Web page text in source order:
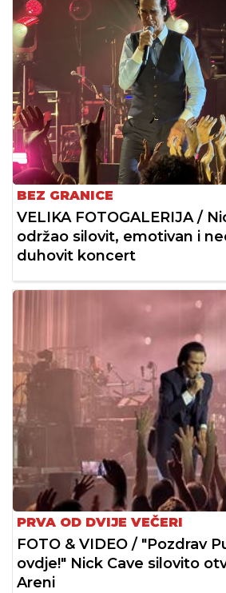
BEZ GRANICE
VELIKA FOTOGALERIJA /
održao silovit, emotivan i
duhovit koncert
PRVA OD DVIJE VEČERI
FOTO & VIDEO / "Pozdrav
ovdje!" Nick Cave silovito
Areni